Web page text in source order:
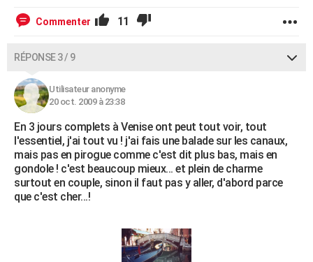
Commenter 11
RÉPONSE 3 / 9
Utilisateur anonyme
20 oct. 2009 à 23:38
En 3 jours complets à Venise ont peut tout voir, tout
l'essentiel, j'ai tout vu ! j'ai fais une balade sur les canaux,
mais pas en pirogue comme c'est dit plus bas, mais en
gondole ! c'est beaucoup mieux... et plein de charme
surtout en couple, sinon il faut pas y aller, d'abord parce
que c'est cher...!